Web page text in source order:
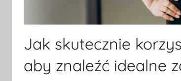
Jak skutecznie
aby znaleźć idealne